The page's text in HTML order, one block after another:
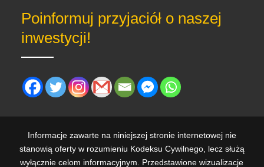
Poinformuj przyjaciół o naszej
inwestycji!
Informacje zawarte na niniejszej stronie internetowej nie
stanowią oferty w rozumieniu Kodeksu Cywilnego, lecz służą
wyłącznie celom informacyjnym. Przedstawione wizualizacje